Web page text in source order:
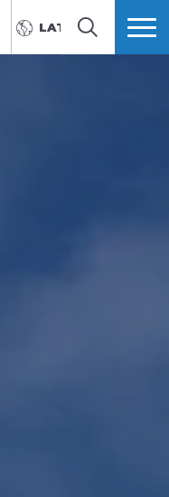
LATVIEŠU
MEKLĒT VAIRĀK